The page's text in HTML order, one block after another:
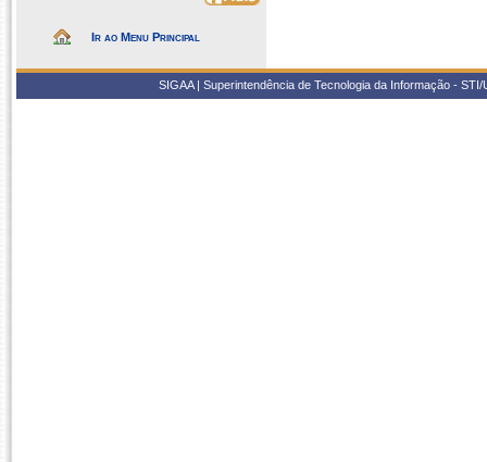
Ir ao Menu Principal
SIGAA | Superintendência de Tecnologia da Informação -